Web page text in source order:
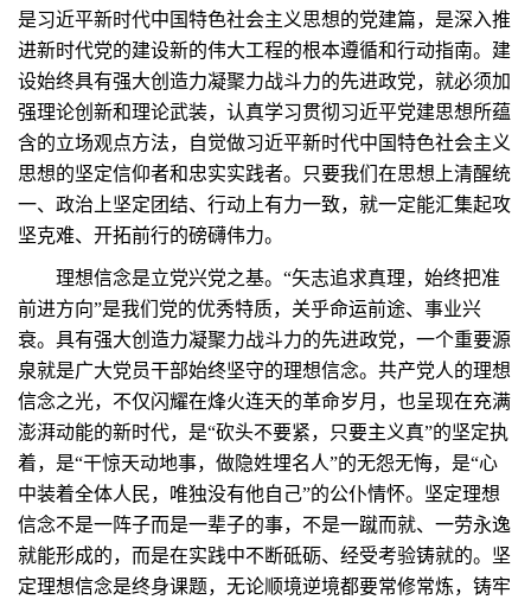
是习近平新时代中国特色社会主义思想的党建篇，是深入推
进新时代党的建设新的伟大工程的根本遵循和行动指南。建
设始终具有强大创造力凝聚力战斗力的先进政党，就必须加
强理论创新和理论武装，认真学习贯彻习近平党建思想所蕴
含的立场观点方法，自觉做习近平新时代中国特色社会主义
思想的坚定信仰者和忠实实践者。只要我们在思想上清醒统
一、政治上坚定团结、行动上有力一致，就一定能汇集起攻
坚克难、开拓前行的磅礴伟力。
理想信念是立党兴党之基。“矢志追求真理，始终把准
前进方向”是我们党的优秀特质，关乎命运前途、事业兴
衰。具有强大创造力凝聚力战斗力的先进政党，一个重要源
泉就是广大党员干部始终坚守的理想信念。共产党人的理想
信念之光，不仅闪耀在烽火连天的革命岁月，也呈现在充满
澎湃动能的新时代，是“砍头不要紧，只要主义真”的坚定执
着，是“干惊天动地事，做隐姓埋名人”的无怨无悔，是“心
中装着全体人民，唯独没有他自己”的公仆情怀。坚定理想
信念不是一阵子而是一辈子的事，不是一蹴而就、一劳永逸
就能形成的，而是在实践中不断砥砺、经受考验铸就的。坚
定理想信念是终身课题，无论顺境逆境都要常修常炼，铸牢